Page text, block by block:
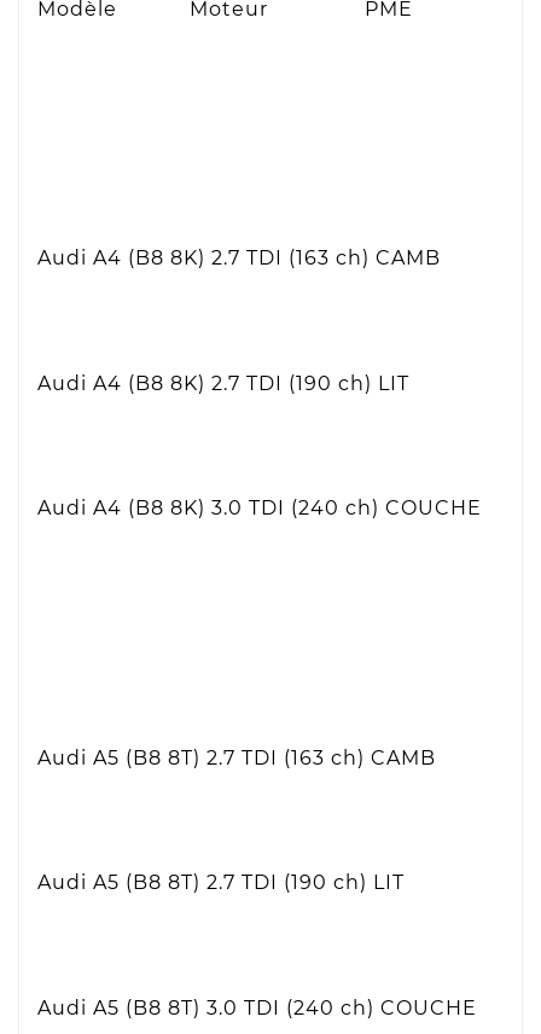
Modèle Moteur PME
Audi A4 (B8 8K) 2.7 TDI (163 ch) CAMB
Audi A4 (B8 8K) 2.7 TDI (190 ch) LIT
Audi A4 (B8 8K) 3.0 TDI (240 ch) COUCHE
Audi A5 (B8 8T) 2.7 TDI (163 ch) CAMB
Audi A5 (B8 8T) 2.7 TDI (190 ch) LIT
Audi A5 (B8 8T) 3.0 TDI (240 ch) COUCHE